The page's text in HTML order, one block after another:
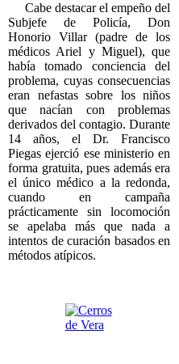
Cabe destacar el empeño del
Subjefe de Policía, Don
Honorio Villar (padre de los
médicos Ariel y Miguel), que
había tomado conciencia del
problema, cuyas consecuencias
eran nefastas sobre los niños
que nacían con problemas
derivados del contagio. Durante
14 años, el Dr. Francisco
Piegas ejerció ese ministerio en
forma gratuita, pues además era
el único médico a la redonda,
cuando en campaña
prácticamente sin locomoción
se apelaba más que nada a
intentos de curación basados en
métodos atípicos.